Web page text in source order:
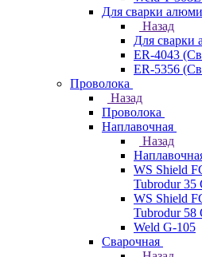
Для сварки
Назад
Для сварки
ER-4043
ER-5356
Проволока
Назад
Проволока
Наплавочная
Назад
WS Shield
Tubrodur 35
WS Shield
Tubrodur 58
Weld G-105
Сварочная